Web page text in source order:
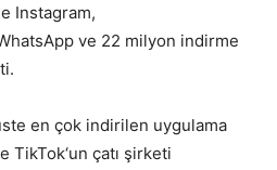
Instagram,
ve 22 milyon indirme
en çok indirilen uygulama
TikTok‘un çatı şirketi